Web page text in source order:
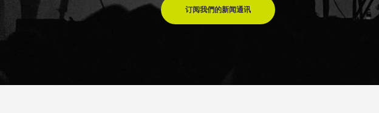
订阅我們的新闻通讯